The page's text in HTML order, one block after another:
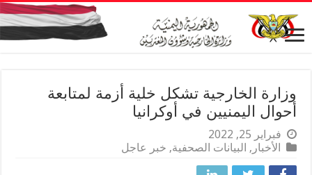
وزارة الخارجية تشكل خلية أزمة لمتابعة
أحوال اليمنيين في أوكرانيا
فبراير 25, 2022
الأخبار , البيانات الصحفية, خبر عاجل